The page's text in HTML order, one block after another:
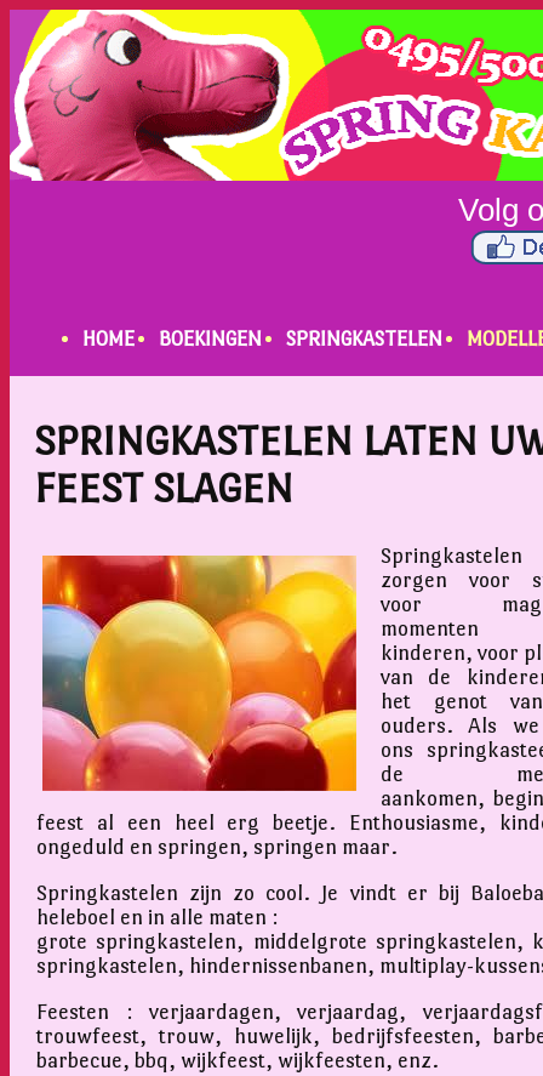
HOME BOEKINGEN SPRINGKASTELEN
SPRINGKASTELEN LATEN
FEEST SLAGEN
Springkastelen
zorgen voor
voor
momenten
kinderen, voor
van de
het genot
ouders. Als
ons
de
aankomen,
feest al een heel erg beetje. Enthousiasme,
ongeduld en springen, springen maar.
Springkastelen zijn zo cool. Je vindt er bij
heleboel en in alle maten :
grote springkastelen, middelgrote springkastelen,
springkastelen, hindernissenbanen, multiplay-
Feesten : verjaardagen, verjaardag,
trouwfeest, trouw, huwelijk, bedrijfsfeesten,
barbecue, bbq, wijkfeest, wijkfeesten, enz.